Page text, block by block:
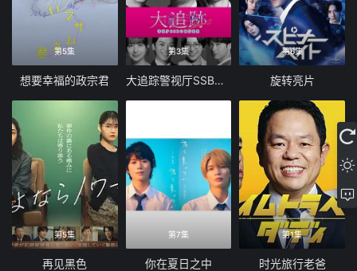
第5集
想要幸福的政宗君
第3集
大追踪警视厅SSBC强行犯系第二季
第6集
旋转亮片
第5集
再见黑色
第7集
你在夏日之中
第1集
时光旅行老爸